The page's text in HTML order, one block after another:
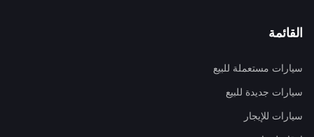
القائمة
سيارات مستعملة للبيع
سيارات جديدة للبيع
سيارات للإيجار